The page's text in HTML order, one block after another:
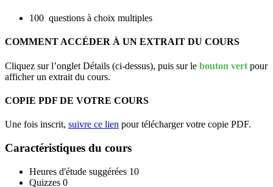
100 questions à choix multiples
COMMENT ACCÉDER À UN EXTRAIT DU COURS
Cliquez sur l’onglet Détails (ci-dessus), puis sur le bouton vert pour
afficher un extrait du cours.
COPIE PDF DE VOTRE COURS
Une fois inscrit, suivre ce lien pour télécharger votre copie PDF.
Caractéristiques du cours
Heures d'étude suggérées 10
Quizzes 0